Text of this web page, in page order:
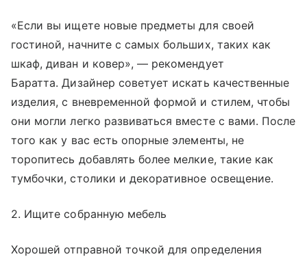
«Если вы ищете новые предметы для своей
гостиной, начните с самых больших, таких как
шкаф, диван и ковер», — рекомендует
Баратта. Дизайнер советует искать качественные
изделия, с вневременной формой и стилем, чтобы
они могли легко развиваться вместе с вами. После
того как у вас есть опорные элементы, не
торопитесь добавлять более мелкие, такие как
тумбочки, столики и декоративное освещение.
2. Ищите собранную мебель
Хорошей отправной точкой для определения